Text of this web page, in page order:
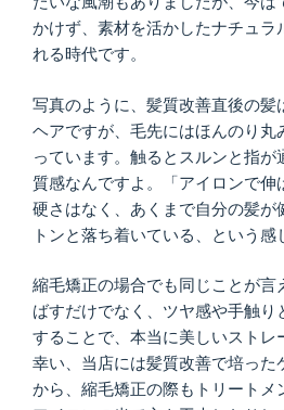
かけず、素材を活かしたナチュラ
れる時代です。
写真のように、髪質改善直後の髪
ヘアですが、毛先にはほんのり丸
っています。触るとスルンと指が
質感なんですよ。「アイロンで伸
硬さはなく、あくまで自分の髪が
トンと落ち着いている、という感
縮毛矯正の場合でも同じことが言
ばすだけでなく、ツヤ感や手触り
することで、本当に美しいストレ
幸い、当店には髪質改善で培った
から、縮毛矯正の際もトリートメ